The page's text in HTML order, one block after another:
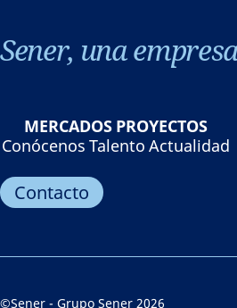
Sener, una
MERCADOS PROYECTOS
Conócenos Talento Actualidad
Contacto
©Sener - Grupo Sener 2026